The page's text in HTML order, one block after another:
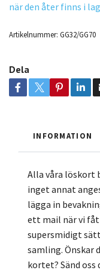
när den åter finns i
Artikelnummer: GG32/GG70
Dela
INFORMATION
Alla våra löskort
inget annat
lägga in
ett mail när vi
supersmidigt
samling. Önskar
kortet? Sänd oss